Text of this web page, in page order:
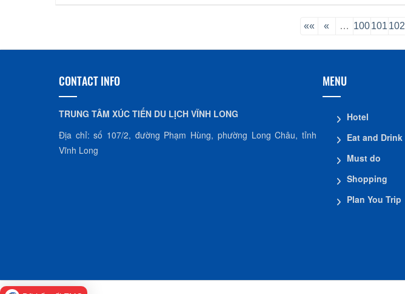
«« « … 100101 102
CONTACT INFO
TRUNG TÂM XÚC TIẾN DU LỊCH VĨNH LONG
Địa chỉ: số 107/2, đường Phạm Hùng, phường Long Châu, tỉnh
Vĩnh Long
MENU
Hotel
Eat and Drink
Must do
Shopping
Plan You Trip